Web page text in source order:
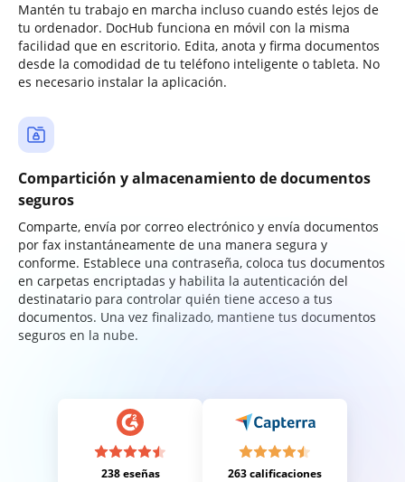
Mantén tu trabajo en marcha incluso cuando estés lejos de
tu ordenador. DocHub funciona en móvil con la misma
facilidad que en escritorio. Edita, anota y firma documentos
desde la comodidad de tu teléfono inteligente o tableta. No
es necesario instalar la aplicación.
Compartición y almacenamiento de documentos
seguros
Comparte, envía por correo electrónico y envía documentos
por fax instantáneamente de una manera segura y
conforme. Establece una contraseña, coloca tus documentos
en carpetas encriptadas y habilita la autenticación del
destinatario para controlar quién tiene acceso a tus
documentos. Una vez finalizado, mantiene tus documentos
seguros en la nube.
238 eseñas 263 calificaciones